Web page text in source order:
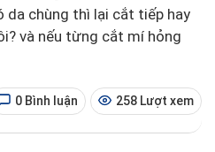
da chùng thì lại cắt tiếp hay
và nếu từng cắt mí hỏng
0 Bình luận 258 Lượt xem